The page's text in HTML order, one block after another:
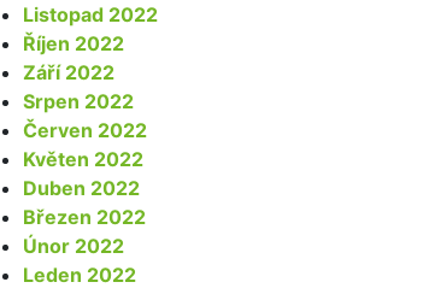
Listopad 2022
Říjen 2022
Září 2022
Srpen 2022
Červen 2022
Květen 2022
Duben 2022
Březen 2022
Únor 2022
Leden 2022